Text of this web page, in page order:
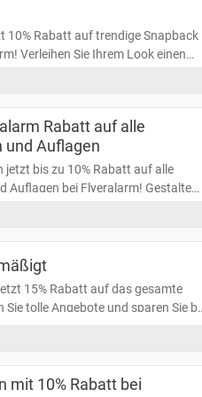
10% Rabatt auf trendige Snapback
Verleihen Sie Ihrem Look einen
Rabatt auf alle
und Auflagen
jetzt bis zu 10% Rabatt auf alle
Auflagen bei Flyeralarm! Gestalten
um kreativ zu sparen!
15% Rabatt auf das gesamte
tolle Angebote und sparen Sie
Sie nicht die Gelegenheit, Ihre
mit 10% Rabatt bei